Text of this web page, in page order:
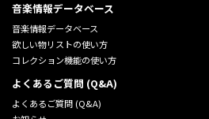
音楽情報データベース
音楽情報データベース
欲しい物リストの使い方
コレクション機能の使い方
よくあるご質問 (Q&A)
よくあるご質問 (Q&A)